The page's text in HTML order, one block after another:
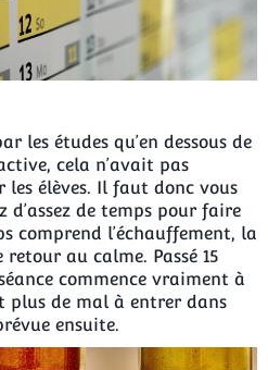
les études qu’en dessous de
cela n’avait pas
élèves. Il faut donc vous
d’assez de temps pour faire
comprend l’échauffement, la
au calme. Passé 15
commence vraiment à
plus de mal à entrer dans
ensuite.